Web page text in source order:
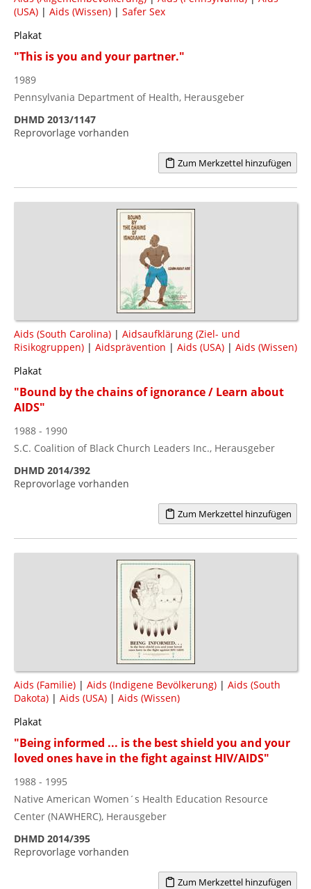
(USA) | Aids (Wissen) | Safer Sex
Plakat
"This is you and your partner."
1989
Pennsylvania Department of Health, Herausgeber
DHMD 2013/1147
Reprovorlage vorhanden
Zum Merkzettel hinzufügen
Aids (South Carolina) | Aidsaufklärung (Ziel- und
Risikogruppen) | Aidsprävention | Aids (USA) | Aids (Wissen)
Plakat
"Bound by the chains of ignorance / Learn about
AIDS"
1988 - 1990
S.C. Coalition of Black Church Leaders Inc., Herausgeber
DHMD 2014/392
Reprovorlage vorhanden
Zum Merkzettel hinzufügen
Aids (Familie) | Aids (Indigene Bevölkerung) | Aids (South
Dakota) | Aids (USA) | Aids (Wissen)
Plakat
"Being informed ... is the best shield you and your
loved ones have in the fight against HIV/AIDS"
1988 - 1995
Native American Women´s Health Education Resource
Center (NAWHERC), Herausgeber
DHMD 2014/395
Reprovorlage vorhanden
Zum Merkzettel hinzufügen